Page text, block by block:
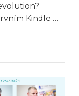
Kindle …